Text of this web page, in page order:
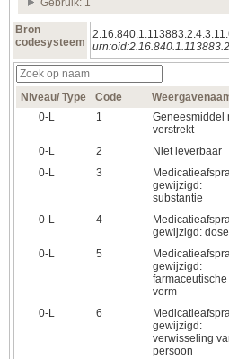
Gebruik: 1
Bron
codesysteem
Niveau/ Type Code
0‑L
1
Geneesmiddel
verstrekt
0‑L 2 Niet leverbaar
0‑L
3
gewijzigd:
substantie
0‑L 4
gewijzigd:
0‑L 5
gewijzigd:
farmaceutische
vorm
0‑L 6
gewijzigd:
verwisseling
persoon